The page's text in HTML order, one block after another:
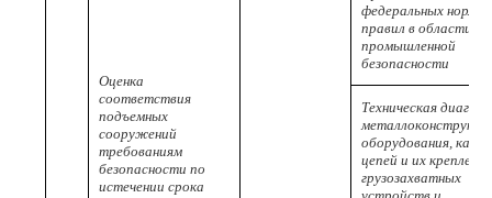
Оценка
соответствия
подъемных
сооружений
требованиям
безопасности по
истечении срока
федеральных норм и
правил в области
промышленной
безопасности
Техническая
оборудования,
цепей и их
грузозахватных